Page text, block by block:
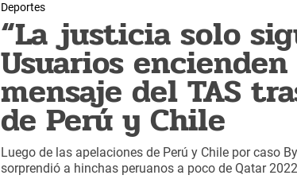
Deportes
“La justicia solo
Usuarios
mensaje del TAS
de Perú y Chile
Luego de las apelaciones de Perú y Chile por caso
sorprendió a hinchas peruanos a poco de Qatar